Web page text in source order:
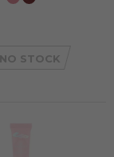
NO STOCK